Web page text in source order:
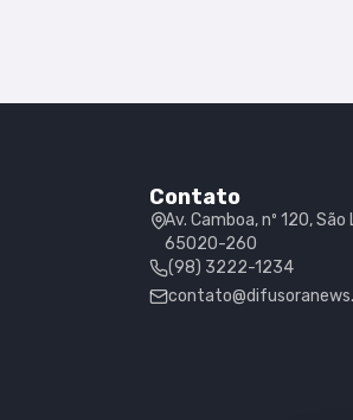
Contato
Av. Camboa, nº 120, São
65020-260
(98) 3222-1234